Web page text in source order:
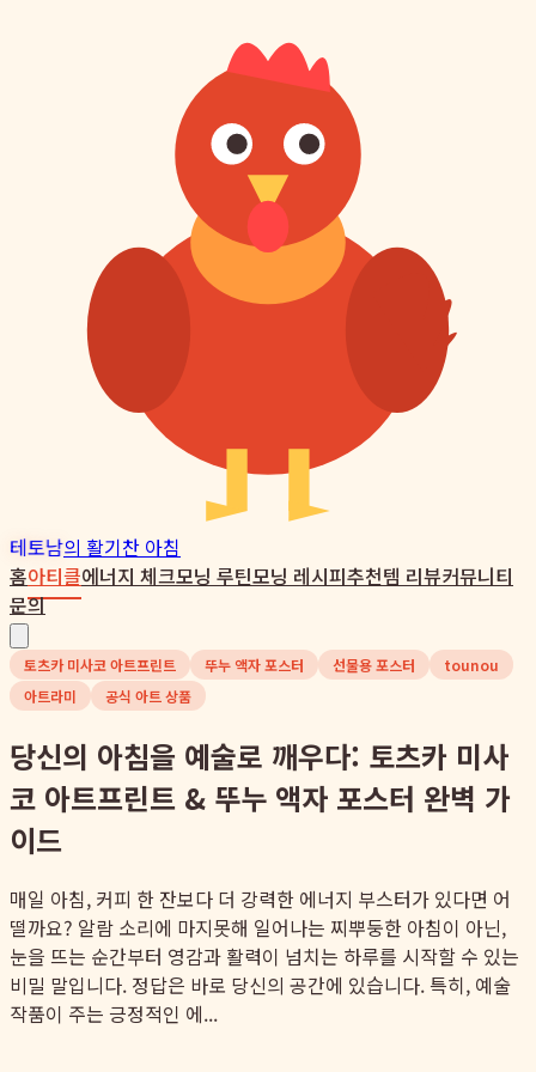
테토남의 활기찬 아침
홈아티클에너지 체크모닝 루틴모닝 레시피추천템 리뷰커뮤니티
문의
토츠카 미사코 아트프린트 뚜누 액자 포스터 선물용 포스터
tounou
아트라미
공식 아트 상품
당신의 아침을 예술로 깨우다: 토츠카 미사
코 아트프린트 & 뚜누 액자 포스터 완벽 가
이드
매일 아침, 커피 한 잔보다 더 강력한 에너지 부스터가 있다면 어
떨까요? 알람 소리에 마지못해 일어나는 찌뿌둥한 아침이 아닌,
눈을 뜨는 순간부터 영감과 활력이 넘치는 하루를 시작할 수 있는
비밀 말입니다. 정답은 바로 당신의 공간에 있습니다. 특히, 예술
작품이 주는 긍정적인 에...